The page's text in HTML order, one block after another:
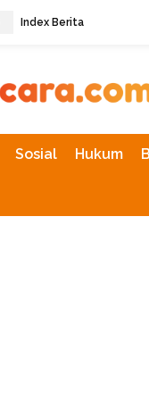
Index Berita
Sosial Hukum